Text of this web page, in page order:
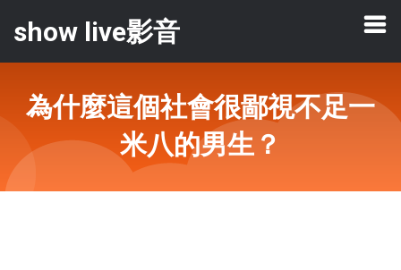
show live影音
為什麼這個社會很鄙視不足一
米八的男生？